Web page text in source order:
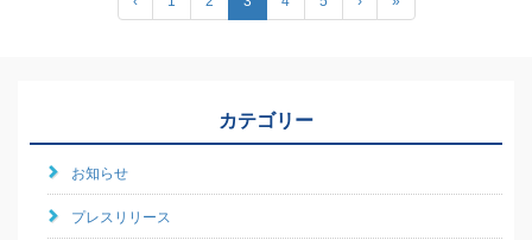
カテゴリー
お知らせ
プレスリリース